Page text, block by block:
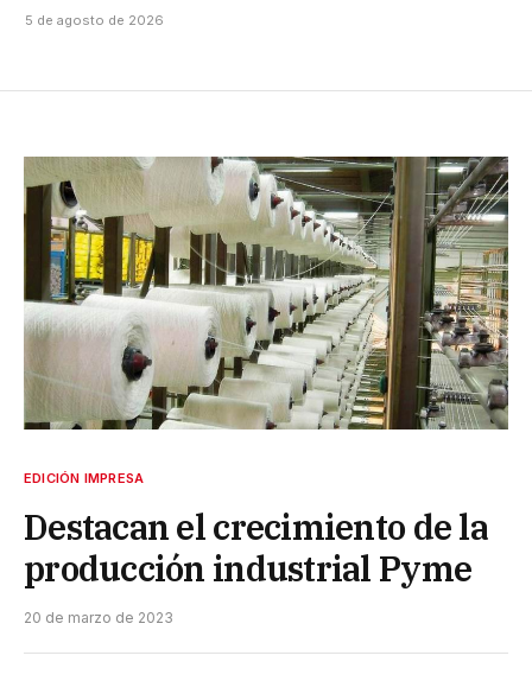
5 de agosto de 2026
EDICIÓN IMPRESA
Destacan el crecimiento de la
producción industrial Pyme
20 de marzo de 2023